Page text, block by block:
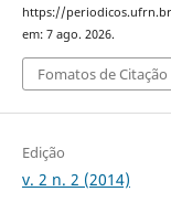
https://
em: 7 ago. 2026.
Fomatos de Citação
Edição
v. 2 n. 2 (2014)